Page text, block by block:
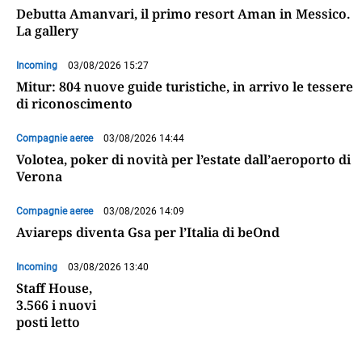
Debutta Amanvari, il primo resort Aman in Messico.
La gallery
Incoming 03/08/2026 15:27
Mitur: 804 nuove guide turistiche, in arrivo le tessere
di riconoscimento
Compagnie aeree 03/08/2026 14:44
Volotea, poker di novità per l’estate dall’aeroporto di
Verona
Compagnie aeree 03/08/2026 14:09
Aviareps diventa Gsa per l’Italia di beOnd
Incoming 03/08/2026 13:40
Staff House,
3.566 i nuovi
posti letto